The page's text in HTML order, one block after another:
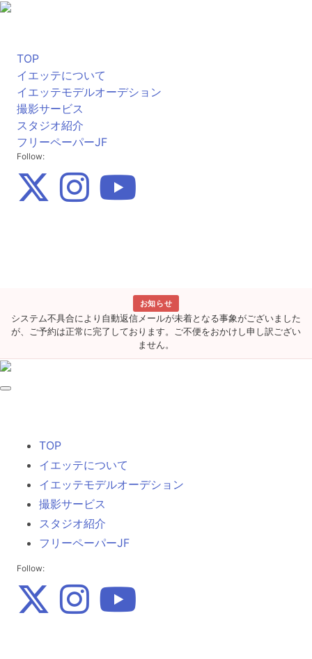
TOP
イエッテについて
イエッテモデルオーデション
撮影サービス
スタジオ紹介
フリーペーパーJF
Follow:
お知らせ
システム不具合により自動返信メールが未着となる事象がございました
が、ご予約は正常に完了しております。ご不便をおかけし申し訳ござい
ません。
TOP
イエッテについて
イエッテモデルオーデション
撮影サービス
スタジオ紹介
フリーペーパーJF
Follow: